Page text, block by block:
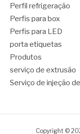
Perfil refrigeração
Perfis para box
Perfis para LED
porta etiquetas
Produtos
serviço de extrusão
Serviço de injeção
Copyright ©